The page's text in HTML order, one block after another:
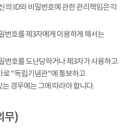
의 ID와 비밀번호에 관한 관리책임은 각
번호를 제3자에게 이용하게 해서는
번호를 도난당하거나 제3자가 사용하고
로 "독립기념관"에 통보하고
경우에는 그에 따라야 합니다.
무)